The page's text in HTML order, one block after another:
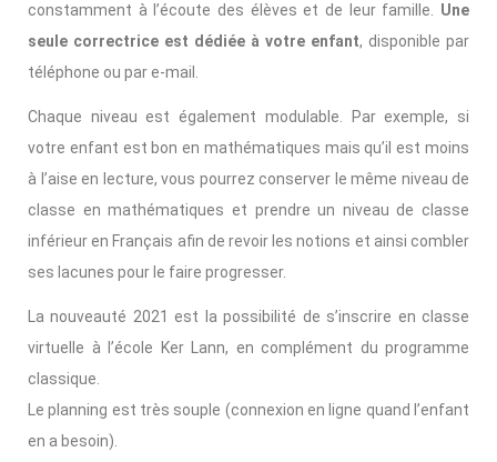
constamment à l’écoute des élèves et de leur famille. Une
seule correctrice est dédiée à votre enfant, disponible par
téléphone ou par e-mail.
Chaque niveau est également modulable. Par exemple, si
votre enfant est bon en mathématiques mais qu’il est moins
à l’aise en lecture, vous pourrez conserver le même niveau de
classe en mathématiques et prendre un niveau de classe
inférieur en Français afin de revoir les notions et ainsi combler
ses lacunes pour le faire progresser.
La nouveauté 2021 est la possibilité de s’inscrire en classe
virtuelle à l’école Ker Lann, en complément du programme
classique.
Le planning est très souple (connexion en ligne quand l’enfant
en a besoin).